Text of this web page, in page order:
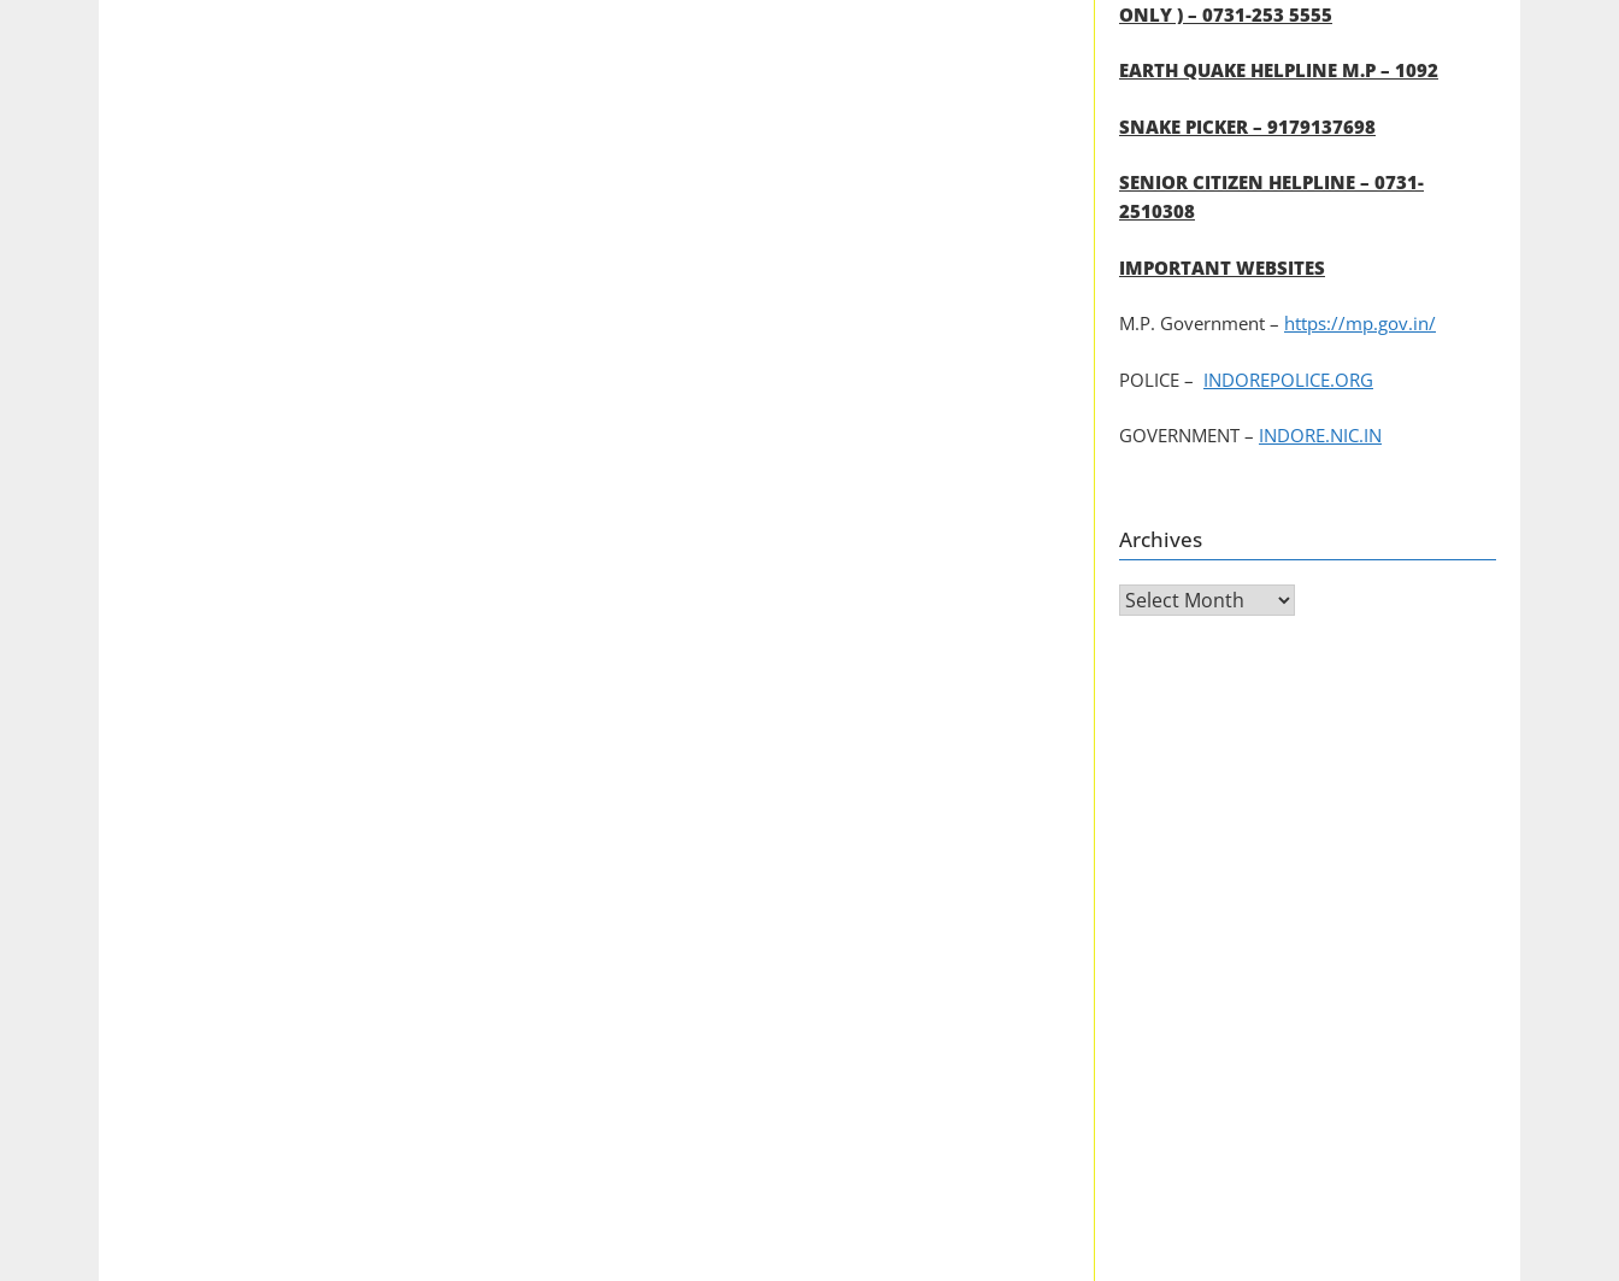
ONLY ) – 0731-253 5555
EARTH QUAKE HELPLINE M.P – 1092
SNAKE PICKER – 9179137698
SENIOR CITIZEN HELPLINE – 0731-
2510308
IMPORTANT WEBSITES
M.P. Government – https://mp.gov.in/
POLICE – INDOREPOLICE.ORG
GOVERNMENT – INDORE.NIC.IN
Archives
Archives